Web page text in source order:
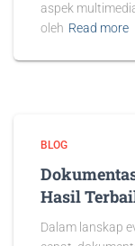
aspek
oleh Read more
BLOG
Hasil
Dalam lanskap